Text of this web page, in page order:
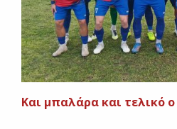
Και μπαλάρα και τελικό